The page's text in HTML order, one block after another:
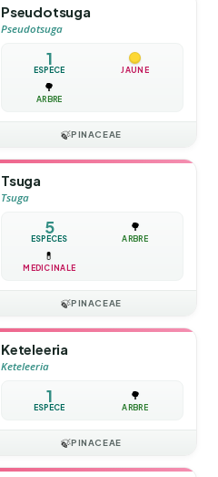
Pseudotsuga
Pseudotsuga
1
ESPÈCE JAUNE
🌳
ARBRE
🍃PINACEAE
Tsuga
Tsuga
5
ESPÈCES
🌳
ARBRE
💊
MÉDICINALE
🍃PINACEAE
Keteleeria
Keteleeria
1
ESPÈCE
🌳
ARBRE
🍃PINACEAE